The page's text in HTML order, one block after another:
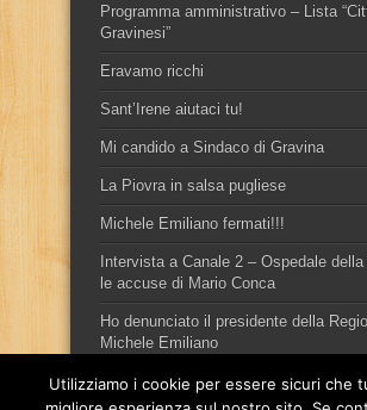
Programma amministrativo – Lista
Gravinesi”
Eravamo ricchi
Sant’Irene aiutaci tu!
Mi candido a Sindaco di Gravina
La Piovra in salsa pugliese
Michele Emiliano fermati!!!
Intervista a Canale 2 – Ospedale della
le accuse di Mario Conca
Ho denunciato il presidente della
Michele Emiliano
Utilizziamo i cookie per essere sicuri che